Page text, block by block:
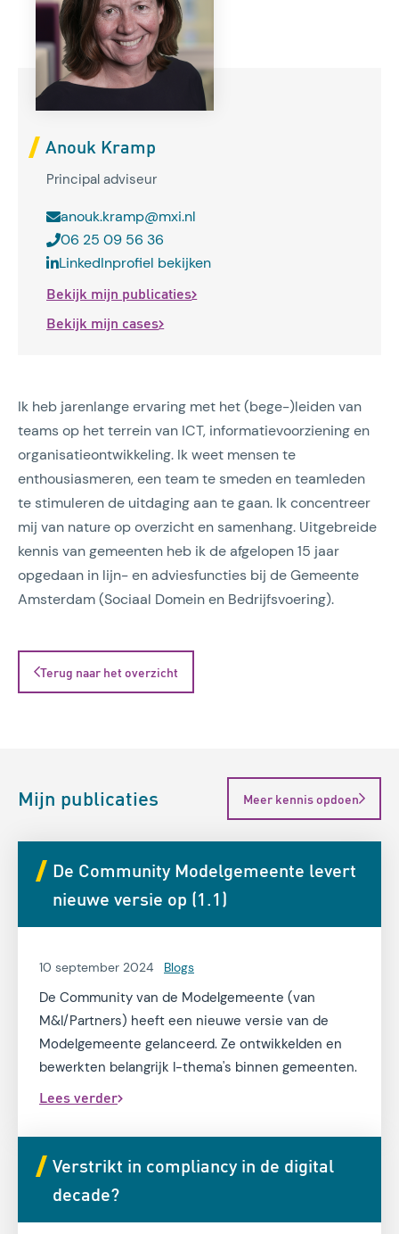
Anouk Kramp
Principal adviseur
anouk.kramp@mxi.nl
06 25 09 56 36
LinkedInprofiel bekijken
Bekijk mijn publicaties
Bekijk mijn cases
Ik heb jarenlange ervaring met het (bege-)leiden van
teams op het terrein van ICT, informatievoorziening en
organisatieontwikkeling. Ik weet mensen te
enthousiasmeren, een team te smeden en teamleden
te stimuleren de uitdaging aan te gaan. Ik concentreer
mij van nature op overzicht en samenhang. Uitgebreide
kennis van gemeenten heb ik de afgelopen 15 jaar
opgedaan in lijn- en adviesfuncties bij de Gemeente
Amsterdam (Sociaal Domein en Bedrijfsvoering).
Terug naar het overzicht
Mijn publicaties Meer kennis opdoen
De Community Modelgemeente levert
nieuwe versie op (1.1)
10 september 2024 Blogs
De Community van de Modelgemeente (van
M&I/Partners) heeft een nieuwe versie van de
Modelgemeente gelanceerd. Ze ontwikkelden en
bewerkten belangrijk I-thema's binnen gemeenten.
Lees verder
Verstrikt in compliancy in de digital
decade?